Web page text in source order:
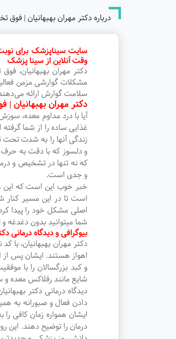
درباره دکتر مهران بهبهانیان |
سایت سیناپزشک برای
وقت آنلاین از سینا پزشک
دکتر مهران بهبهانیان،
مشکلات گوارشی مزمن
سلامت گوارش ارائه
دکتر مهران بهبهانیان
آیا با درد مداوم معده،
غذایی ساده را از شما
زندگی آنها را به شدت
و دلسوز که با دقت به
که نه تنها در تشخیص و
و جدی است.
خبر خوب این است که این
است تا در این مسیر کنار
اصلی مشکل خود را پیدا
شما میتوانید بدون دغدغه و
بیوگرافی و دیدگاه درمانی
اهواز هستند. ایشان پس
شایع مانند رفلاکس معده و
دیدگاه درمانی دکتر
دادن فعال و صبورانه به
ایشان همواره زمان کافی
درمان را توضیح دهند. این